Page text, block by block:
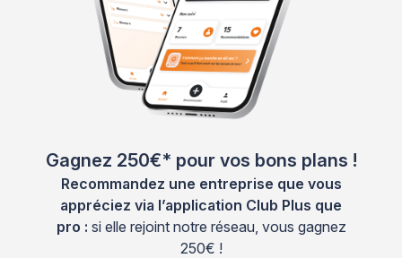
Gagnez 250€* pour vos bons plans !
Recommandez une entreprise que vous
appréciez via l’application Club Plus que
pro : si elle rejoint notre réseau, vous gagnez
250€ !